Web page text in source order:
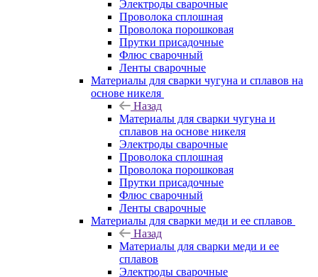
Электроды сварочные
Проволока сплошная
Проволока порошковая
Прутки присадочные
Флюс сварочный
Ленты сварочные
Материалы для сварки чугуна и сплавов на
основе никеля
Назад
Материалы для сварки чугуна и
сплавов на основе никеля
Электроды сварочные
Проволока сплошная
Проволока порошковая
Прутки присадочные
Флюс сварочный
Ленты сварочные
Материалы для сварки меди и ее сплавов
Назад
Материалы для сварки меди и ее
сплавов
Электроды сварочные